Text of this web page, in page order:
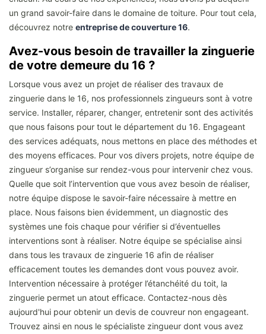
un grand savoir-faire dans le domaine de toiture. Pour tout cela,
découvrez notre entreprise de couverture 16.
Avez-vous besoin de travailler la zinguerie
de votre demeure du 16 ?
Lorsque vous avez un projet de réaliser des travaux de
zinguerie dans le 16, nos professionnels zingueurs sont à votre
service. Installer, réparer, changer, entretenir sont des activités
que nous faisons pour tout le département du 16. Engageant
des services adéquats, nous mettons en place des méthodes et
des moyens efficaces. Pour vos divers projets, notre équipe de
zingueur s’organise sur rendez-vous pour intervenir chez vous.
Quelle que soit l’intervention que vous avez besoin de réaliser,
notre équipe dispose le savoir-faire nécessaire à mettre en
place. Nous faisons bien évidemment, un diagnostic des
systèmes une fois chaque pour vérifier si d’éventuelles
interventions sont à réaliser. Notre équipe se spécialise ainsi
dans tous les travaux de zinguerie 16 afin de réaliser
efficacement toutes les demandes dont vous pouvez avoir.
Intervention nécessaire à protéger l’étanchéité du toit, la
zinguerie permet un atout efficace. Contactez-nous dès
aujourd'hui pour obtenir un devis de couvreur non engageant.
Trouvez ainsi en nous le spécialiste zingueur dont vous avez